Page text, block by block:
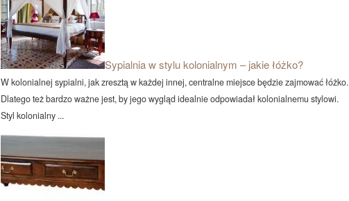
Sypialnia w stylu kolonialnym – jakie łóżko?
W kolonialnej sypialni, jak zresztą w każdej innej, centralne miejsce będzie zajmować łóżko.
Dlatego też bardzo ważne jest, by jego wygląd idealnie odpowiadał kolonialnemu stylowi.
Styl kolonialny ...